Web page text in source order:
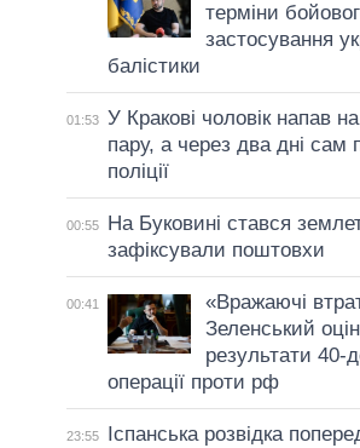
терміни
застосування
балістики
01:53 У Кракові чоловік напав
пару, а через два дні
поліції
00:55
На Буковині стався
зафіксували поштовхи
00:41
«Вражаючі
Зеленський
результати 40-
операції проти рф
23:55
Іспанська розвідка